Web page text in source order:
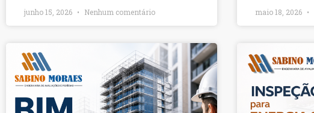
junho 15, 2026 Nenhum comentário maio 18, 2026